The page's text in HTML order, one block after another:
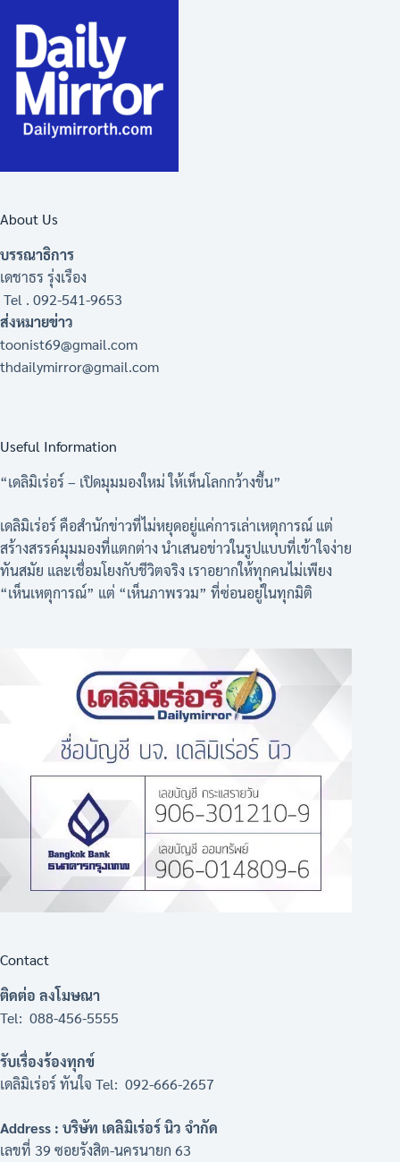
About Us
บรรณาธิการ
เดชาธร รุ่งเรือง
Tel . 092-541-9653
ส่งหมายข่าว
toonist69@gmail.com
thdailymirror@gmail.com
Useful Information
“เดลิมิเร่อร์ – เปิดมุมมองใหม่ ให้เห็นโลกกว้างขึ้น”
เดลิมิเร่อร์ คือสำนักข่าวที่ไม่หยุดอยู่แค่การเล่าเหตุการณ์ แต่
สร้างสรรค์มุมมองที่แตกต่าง นำเสนอข่าวในรูปแบบที่เข้าใจง่าย
ทันสมัย และเชื่อมโยงกับชีวิตจริง เราอยากให้ทุกคนไม่เพียง
“เห็นเหตุการณ์” แต่ “เห็นภาพรวม” ที่ซ่อนอยู่ในทุกมิติ
Contact
ติดต่อ ลงโมษณา
Tel: 088-456-5555
รับเรื่องร้องทุกข์
เดลิมิเร่อร์ ทันใจ Tel: 092-666-2657
Address : บริษัท เดลิมิเร่อร์ นิว จำกัด
เลขที่ 39 ซอยรังสิต-นครนายก 63